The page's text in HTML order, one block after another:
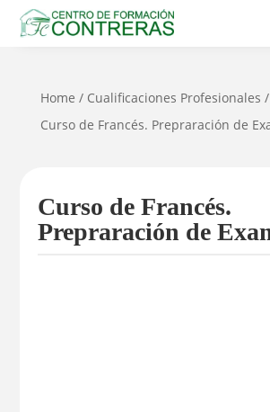
Home / Cualificaciones Profesionales /
Curso de Francés. Prepraración de
Curso de Francés.
Prepraración de